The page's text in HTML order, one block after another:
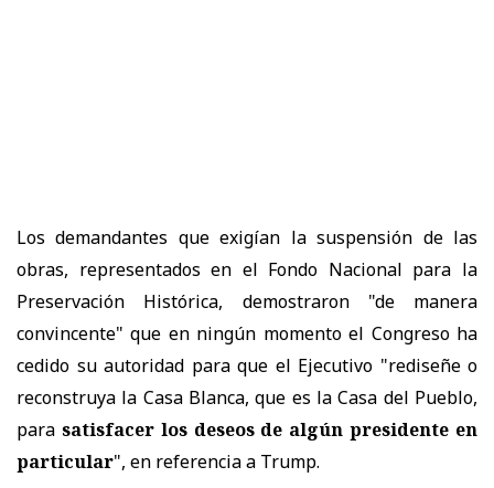
Los demandantes que exigían la suspensión de las
obras, representados en el Fondo Nacional para la
Preservación Histórica, demostraron "de manera
convincente" que en ningún momento el Congreso ha
cedido su autoridad para que el Ejecutivo "rediseñe o
reconstruya la Casa Blanca, que es la Casa del Pueblo,
para satisfacer los deseos de algún presidente en
particular", en referencia a Trump.